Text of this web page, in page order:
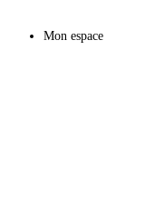
Mon espace